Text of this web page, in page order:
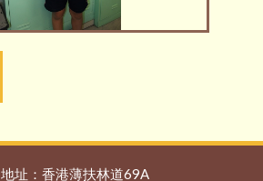
地址：香港薄扶林道69A